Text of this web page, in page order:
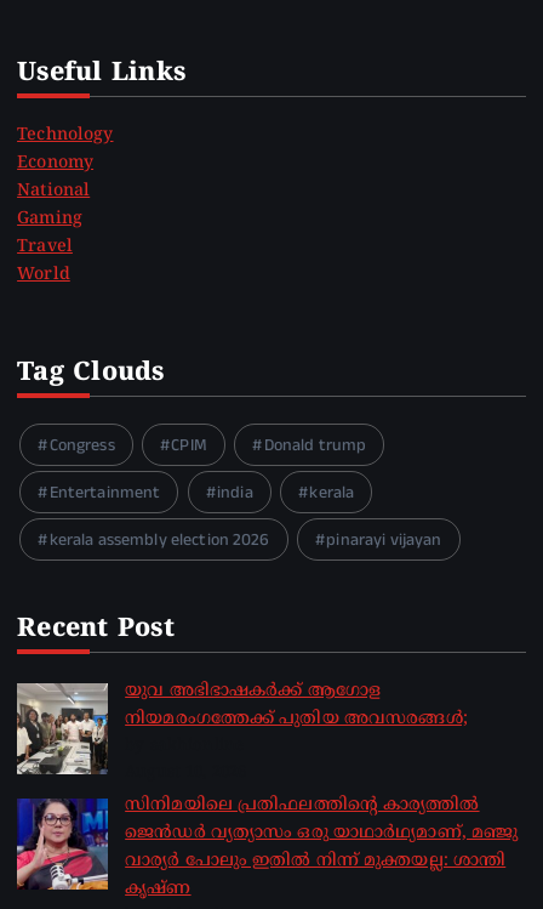
Useful Links
Technology
Economy
National
Gaming
Travel
World
Tag Clouds
Congress CPIM
Donald trump
Entertainment
india
kerala
kerala assembly election 2026
pinarayi vijayan
Recent Post
യുവ അഭിഭാഷകർക്ക് ആഗോള
നിയമരംഗത്തേക്ക് പുതിയ അവസരങ്ങൾ;
സിനിമയിലെ പ്രതിഫലത്തിന്റെ കാര്യത്തില്‍
ജെന്‍ഡര്‍ വ്യത്യാസം ഒരു യാഥാര്‍ഥ്യമാണ്, മഞ്ജു
വാര്യര്‍ പോലും ഇതില്‍ നിന്ന് മുക്തയല്ല: ശാന്തി
കൃഷ്ണ